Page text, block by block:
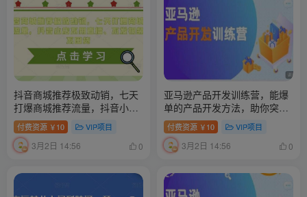
抖音商城推荐极致动销，七天
打爆商城推荐流量，抖音小店
不用直播、不发视频、不囤货
付费资源 ￥ 10 VIP项目
3月2日 14:56 0
亚马逊产品开发训练营，能爆
单的产品开发方法，助你突出
重围
付费资源 ￥ 10 VIP项目
3月2日 14:56 0